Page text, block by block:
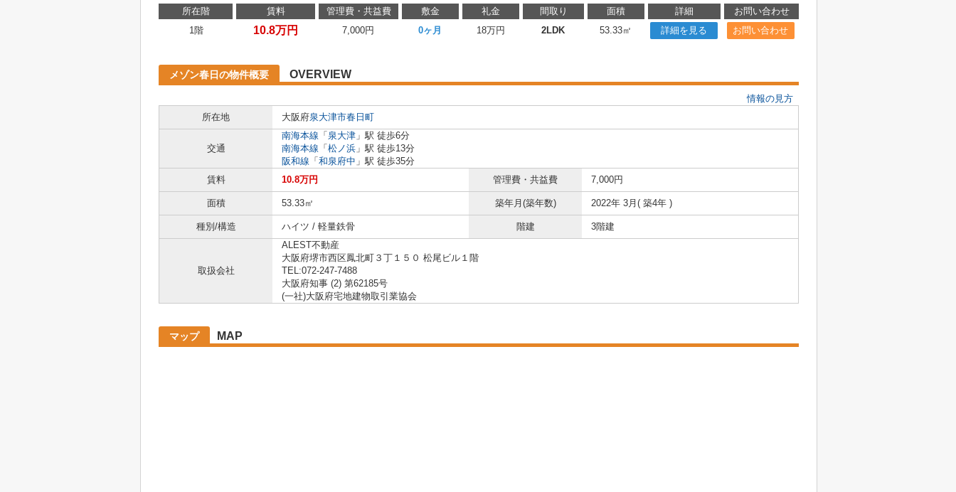
所在階 賃料 管理費・共益費 敷金 礼金 間取り 面積 詳細
お問い合わせ
1階
10.8万円 7,000円 0ヶ月 18万円 2LDK 53.33㎡ 詳細を見る お問い合わせ
メゾン春日の物件概要 OVERVIEW
情報の見方
所在地
大阪府泉大津市春日町
交通
南海本線 「 泉大津 」駅 徒歩6分
南海本線 「 松ノ浜 」駅 徒歩13分
阪和線 「 和泉府中 」駅 徒歩35分
賃料
10.8万円 管理費・共益費 7,000円
面積 53.33㎡ 築年月(築年数) 2022年 3月( 築4年 )
種別/構造 ハイツ / 軽量鉄骨 階建 3階建
取扱会社
ALEST不動産
大阪府堺市西区鳳北町３丁１５０ 松尾ビル１階
TEL:072-247-7488
大阪府知事 (2) 第62185号
(一社)大阪府宅地建物取引業協会
マップ MAP